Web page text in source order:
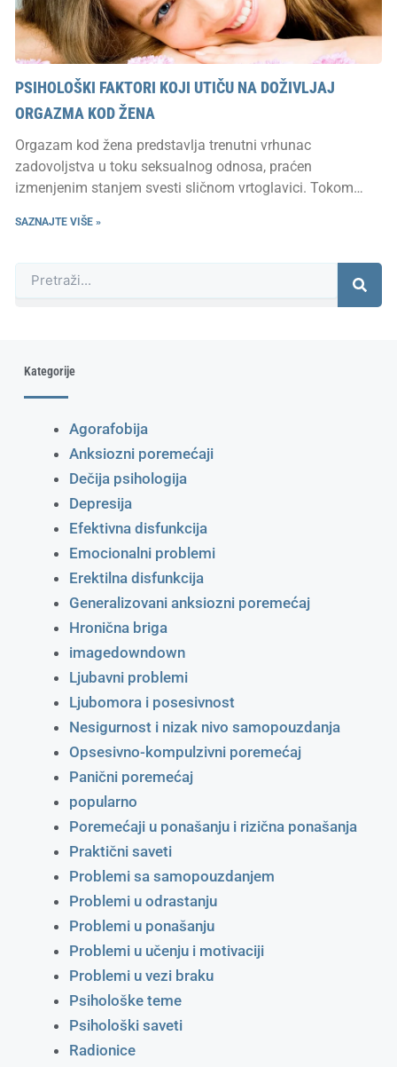
PSIHOLOŠKI FAKTORI KOJI UTIČU NA DOŽIVLJAJ
ORGAZMA KOD ŽENA
Orgazam kod žena predstavlja trenutni vrhunac
zadovoljstva u toku seksualnog odnosa, praćen
izmenjenim stanjem svesti sličnom vrtoglavici. Tokom
SAZNAJTE VIŠE »
Kategorije
Agorafobija
Anksiozni poremećaji
Dečija psihologija
Depresija
Efektivna disfunkcija
Emocionalni problemi
Erektilna disfunkcija
Generalizovani anksiozni poremećaj
Hronična briga
imagedowndown
Ljubavni problemi
Ljubomora i posesivnost
Nesigurnost i nizak nivo samopouzdanja
Opsesivno-kompulzivni poremećaj
Panični poremećaj
popularno
Poremećaji u ponašanju i rizična ponašanja
Praktični saveti
Problemi sa samopouzdanjem
Problemi u odrastanju
Problemi u ponašanju
Problemi u učenju i motivaciji
Problemi u vezi braku
Psihološke teme
Psihološki saveti
Radionice